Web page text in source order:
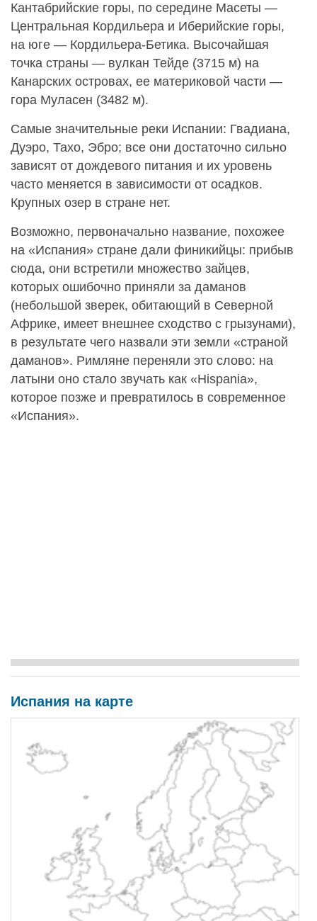
Кантабрийские горы, по середине Масеты —
Центральная Кордильера и Иберийские горы,
на юге — Кордильера-Бетика. Высочайшая
точка страны — вулкан Тейде (3715 м) на
Канарских островах, ее материковой части —
гора Муласен (3482 м).
Самые значительные реки Испании: Гвадиана,
Дуэро, Тахо, Эбро; все они достаточно сильно
зависят от дождевого питания и их уровень
часто меняется в зависимости от осадков.
Крупных озер в стране нет.
Возможно, первоначально название, похожее
на «Испания» стране дали финикийцы: прибыв
сюда, они встретили множество зайцев,
которых ошибочно приняли за даманов
(небольшой зверек, обитающий в Северной
Африке, имеет внешнее сходство с грызунами),
в результате чего назвали эти земли «страной
даманов». Римляне переняли это слово: на
латыни оно стало звучать как «Hispania»,
которое позже и превратилось в современное
«Испания».
Испания на карте